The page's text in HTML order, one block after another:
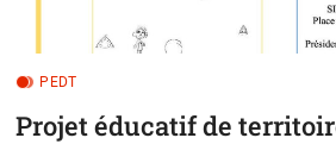
PEDT
Projet éducatif de